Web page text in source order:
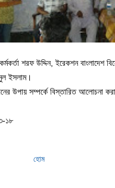
শরফ উদ্দিন, ইরেকশন বাংলাদেশ
ইসলাম।
উপায় সম্পর্কে বিস্তারিত আলোচনা
১৮
হোম